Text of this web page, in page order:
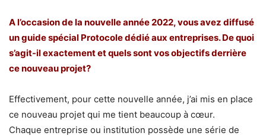
A l’occasion de la nouvelle année 2022, vous avez diffusé
un guide spécial Protocole dédié aux entreprises. De quoi
s’agit-il exactement et quels sont vos objectifs derrière
ce nouveau projet?
Effectivement, pour cette nouvelle année, j’ai mis en place
ce nouveau projet qui me tient beaucoup à cœur.
Chaque entreprise ou institution possède une série de